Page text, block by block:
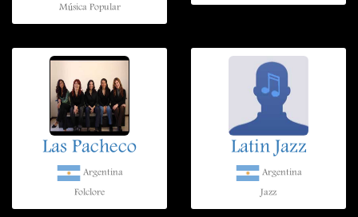
Música Popular
Las Pacheco
Argentina
Folclore
Latin Jazz
Argentina
Jazz